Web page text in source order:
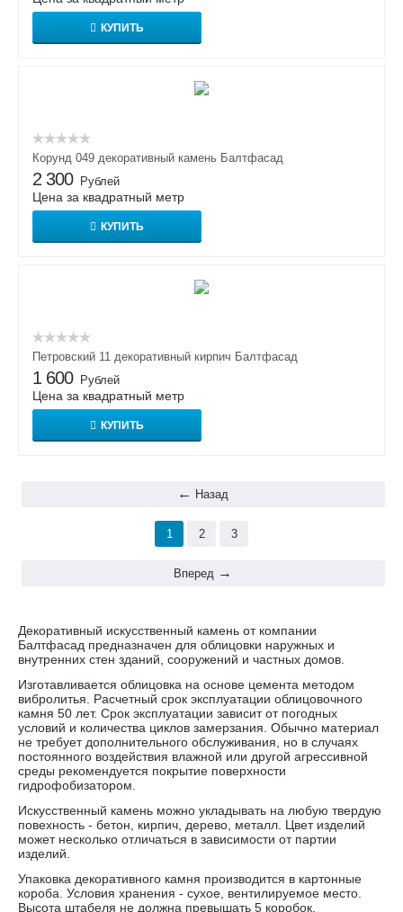
КУПИТЬ
Корунд 049 декоративный камень Балтфасад
2 300 Рублей
Цена за квадратный метр
КУПИТЬ
Петровский 11 декоративный кирпич Балтфасад
1 600 Рублей
Цена за квадратный метр
КУПИТЬ
Назад
1 2 3
Вперед
Декоративный искусственный камень от компании
Балтфасад предназначен для облицовки наружных и
внутренних стен зданий, сооружений и частных домов.
Изготавливается облицовка на основе цемента методом
вибролитья. Расчетный срок эксплуатации облицовочного
камня 50 лет. Срок эксплуатации зависит от погодных
условий и количества циклов замерзания. Обычно материал
не требует дополнительного обслуживания, но в случаях
постоянного воздействия влажной или другой агрессивной
среды рекомендуется покрытие поверхности
гидрофобизатором.
Искусственный камень можно укладывать на любую твердую
повехность - бетон, кирпич, дерево, металл. Цвет изделий
может несколько отличаться в зависимости от партии
изделий.
Упаковка декоративного камня производится в картонные
короба. Условия хранения - сухое, вентилируемое место.
Высота штабеля не должна превышать 5 коробок.